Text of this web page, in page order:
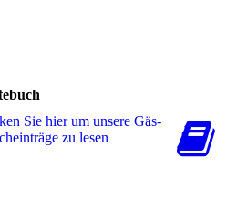
Sie hier um unsere Gäs­
zu lesen